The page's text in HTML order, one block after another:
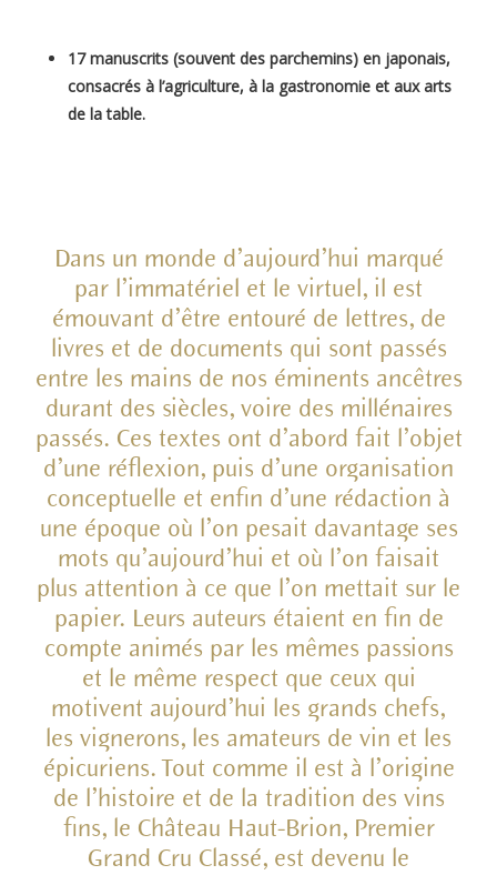
17 manuscrits (souvent des parchemins) en japonais,
consacrés à l’agriculture, à la gastronomie et aux arts
de la table.
Dans un monde d’aujourd’hui marqué
par l’immatériel et le virtuel, il est
émouvant d’être entouré de lettres, de
livres et de documents qui sont passés
entre les mains de nos éminents ancêtres
durant des siècles, voire des millénaires
passés. Ces textes ont d’abord fait l’objet
d’une réflexion, puis d’une organisation
conceptuelle et enfin d’une rédaction à
une époque où l’on pesait davantage ses
mots qu’aujourd’hui et où l’on faisait
plus attention à ce que l’on mettait sur le
papier. Leurs auteurs étaient en fin de
compte animés par les mêmes passions
et le même respect que ceux qui
motivent aujourd’hui les grands chefs,
les vignerons, les amateurs de vin et les
épicuriens. Tout comme il est à l’origine
de l’histoire et de la tradition des vins
fins, le Château Haut-Brion, Premier
Grand Cru Classé, est devenu le